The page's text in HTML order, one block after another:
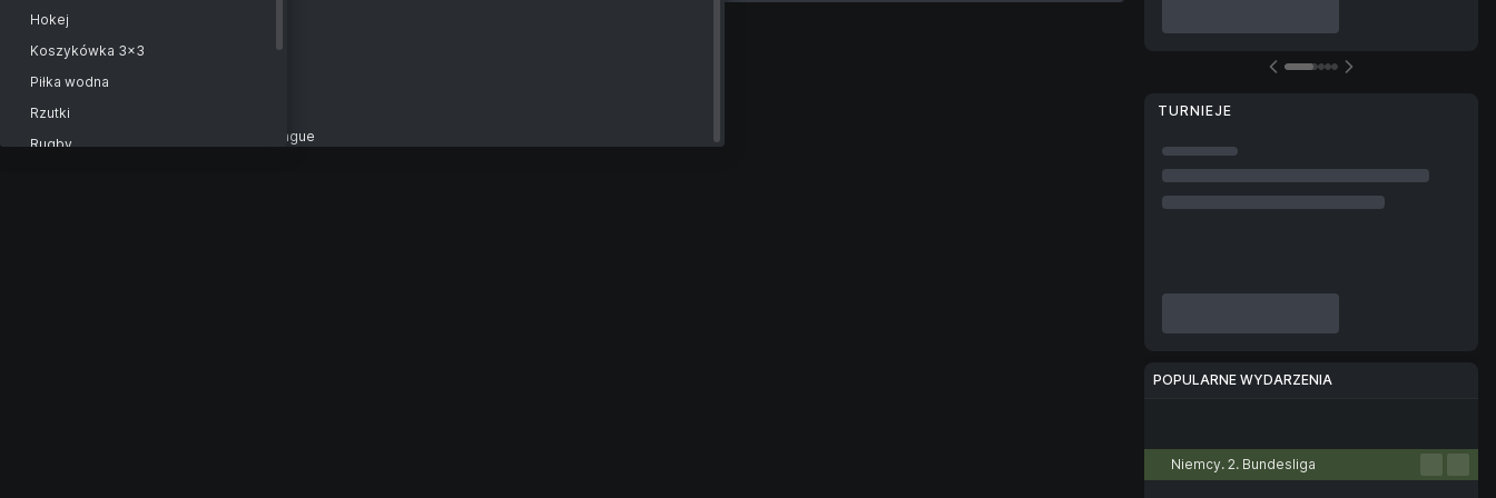
TURNIEJE
POPULARNE WYDARZENIA
Niemcy. 2. Bundesliga
India. Delhi. Premier League
India. Premier League Assam
India. Elite Championship
India. Tamil Nadu Premier League
West Indies. Caribbean Premier League
Hokej
Koszykówka 3x3
Piłka wodna
Rzutki
Rugby